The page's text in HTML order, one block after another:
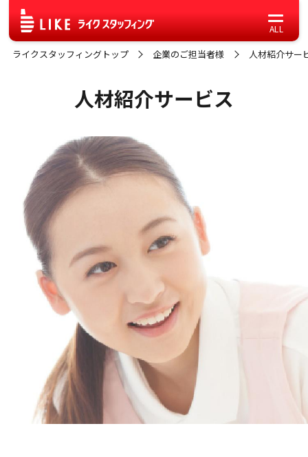
ライクスタッフィングトップ 企業のご担当者様 人材紹介サー
人材紹介サービス